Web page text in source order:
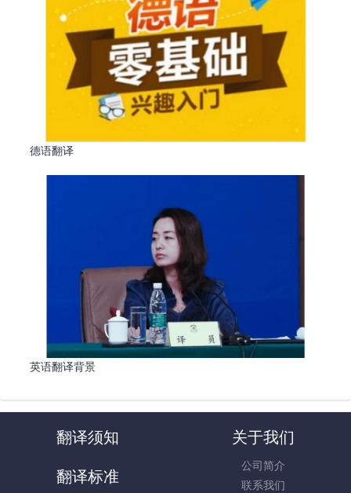
德语翻译
英语翻译背景
翻译须知 关于我们
公司简介
联系我们
翻译标准